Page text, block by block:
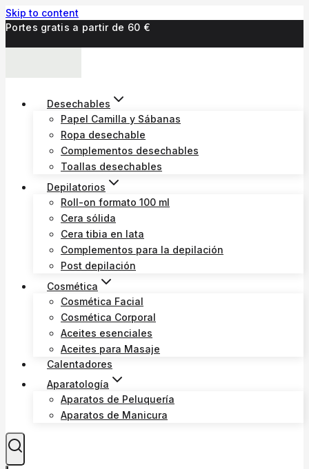
Skip to content
Portes gratis a partir de 60 €
Desechables
Papel Camilla y Sábanas
Ropa desechable
Complementos desechables
Toallas desechables
Depilatorios
Roll-on formato 100 ml
Cera sólida
Cera tibia en lata
Complementos para la depilación
Post depilación
Cosmética
Cosmética Facial
Cosmética Corporal
Aceites esenciales
Aceites para Masaje
Calentadores
Aparatología
Aparatos de Peluquería
Aparatos de Manicura